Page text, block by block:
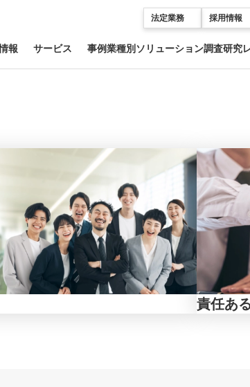
法定業務 採用情報
報 サービス 事例業種別ソリューション調査研究
責任あ